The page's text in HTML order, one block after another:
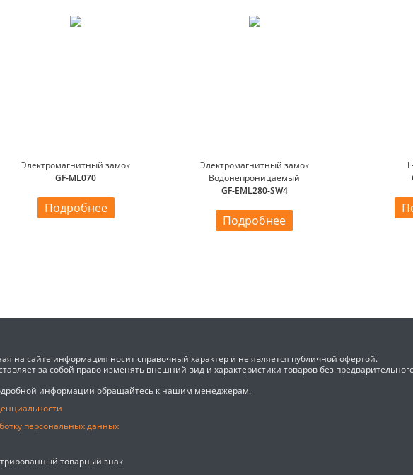
Электромагнитный замок
GF-ML070
Подробнее
Электромагнитный замок
Водонепроницаемый
GF-EML280-SW4
Подробнее
на сайте информация носит справочный характер и не является публичной офертой.
за собой право изменять внешний вид и характеристики товаров без
информации обращайтесь к нашим менеджерам.
персональных данных
товарный знак